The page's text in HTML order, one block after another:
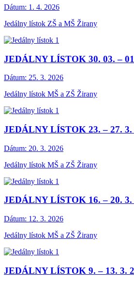
Dátum: 1. 4. 2026
Jedálny lístok ZŠ a MŠ Žirany
JEDÁLNY LÍSTOK 30. 03. –
Dátum: 25. 3. 2026
Jedálny lístok MŠ a ZŠ Žirany
JEDÁLNY LÍSTOK 23. – 27. 3.
Dátum: 20. 3. 2026
Jedálny lístok MŠ a ZŠ Žirany
JEDÁLNY LÍSTOK 16. – 20. 3.
Dátum: 12. 3. 2026
Jedálny lístok MŠ a ZŠ Žirany
JEDÁLNY LÍSTOK 9. – 13. 3.